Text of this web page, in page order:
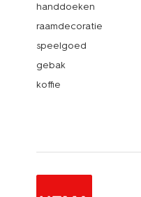
handdoeken
raamdecoratie
speelgoed
gebak
koffie